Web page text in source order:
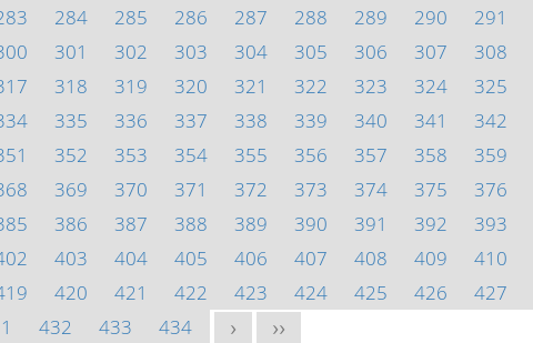
284 285 286 287 288 289 290 291
301 302 303 304 305 306 307 308
318 319 320 321 322 323 324 325
335 336 337 338 339 340 341 342
352 353 354 355 356 357 358 359
369 370 371 372 373 374 375 376
386 387 388 389 390 391 392 393
403 404 405 406 407 408 409 410
420 421 422 423 424 425 426 427
432 433 434 > >>